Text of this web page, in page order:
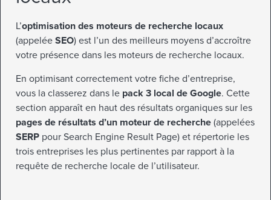
L’optimisation des moteurs de recherche locaux
(appelée SEO) est l’un des meilleurs moyens d’accroître
votre présence dans les moteurs de recherche locaux.
En optimisant correctement votre fiche d’entreprise,
vous la classerez dans le pack 3 local de Google. Cette
section apparaît en haut des résultats organiques sur les
pages de résultats d’un moteur de recherche (appelées
SERP pour Search Engine Result Page) et répertorie les
trois entreprises les plus pertinentes par rapport à la
requête de recherche locale de l’utilisateur.